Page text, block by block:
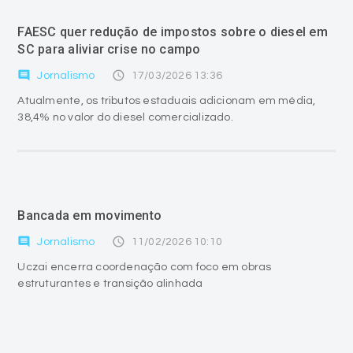
FAESC quer redução de impostos sobre o diesel em
SC para aliviar crise no campo
comment Jornalismo access_time 17/03/2026 13:36
Atualmente, os tributos estaduais adicionam em média,
38,4% no valor do diesel comercializado.
Bancada em movimento
comment Jornalismo access_time 11/02/2026 10:10
Uczai encerra coordenação com foco em obras
estruturantes e transição alinhada